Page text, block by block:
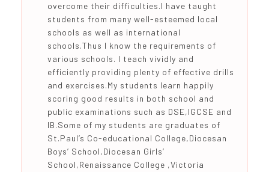
overcome their difficulties.l have taught
students from many well-esteemed local
schools as well as international
schools.Thus I know the requirements of
various schools. I teach vividly and
efficiently providing plenty of effective drills
and exercises.My students learn happily
scoring good results in both school and
public examinations such as DSE,IGCSE and
IB.Some of my students are graduates of
St.Paul’s Co-educational College,Diocesan
Boys’ School,Diocesan Girls’
School,Renaissance College ,Victoria